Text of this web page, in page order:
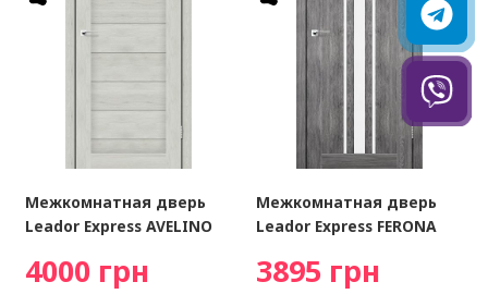
Межкомнатная дверь
Leador Express AVELINO
4000 грн
Межкомнатная дверь
Leador Express FERONA
3895 грн